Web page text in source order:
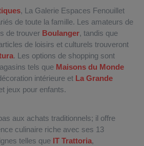
, La Galerie Espaces Fenouillet
de toute la famille. Les amateurs de
de trouver Boulanger, tandis que
de loisirs et culturels trouveront
. Les options de shopping sont
tels que Maisons du Monde
intérieure et La Grande
jeux pour enfants.
aux achats traditionnels; il offre
culinaire riche avec ses 13
telles que IT Trattoria,